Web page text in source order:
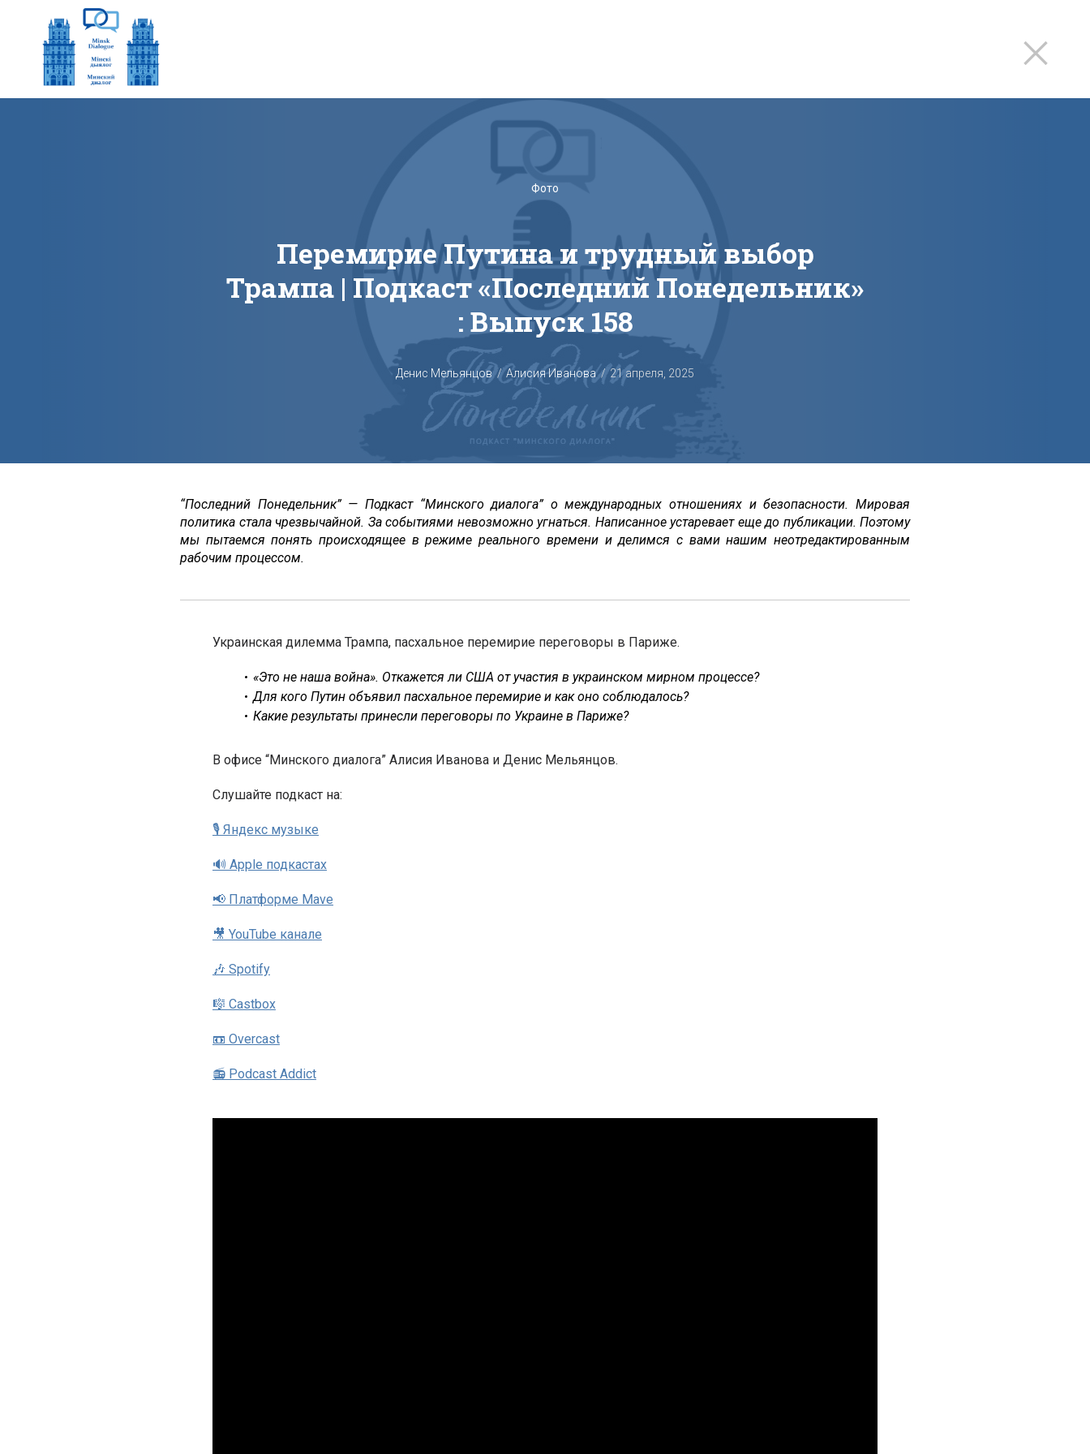
Фото
Перемирие Путина и трудный выбор
Трампа | Подкаст «‎Последний Понедельник»‎
: Выпуск 158
Денис Мельянцов Алисия Иванова 21 апреля, 2025
“Последний Понедельник” — Подкаст “Минского диалога” о международных отношениях и безопасности. Мировая
политика стала чрезвычайной. За событиями невозможно угнаться. Написанное устаревает еще до публикации. Поэтому
мы пытаемся понять происходящее в режиме реального времени и делимся с вами нашим неотредактированным
рабочим процессом.
Украинская дилемма Трампа, пасхальное перемирие переговоры в Париже.
«Это не наша война». Откажется ли США от участия в украинском мирном процессе?
Для кого Путин объявил пасхальное перемирие и как оно соблюдалось?
Какие результаты принесли переговоры по Украине в Париже?
В офисе “Минского диалога” Алисия Иванова и Денис Мельянцов.
Cлушайте подкаст на:
🎙 Яндекс музыке
🔊 Apple подкастах
📢 Платформе Mave
🎥 YouTube канале
🎶 Spotify
🎼 Castbox
📼 Overcast
📻 Podcast Addict